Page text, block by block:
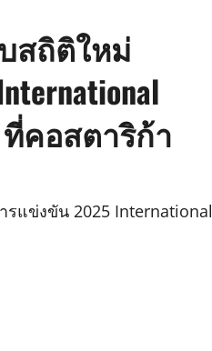
สถิติใหม่
ที่คอสตาริก้า
รแข่งขัน 2025 International